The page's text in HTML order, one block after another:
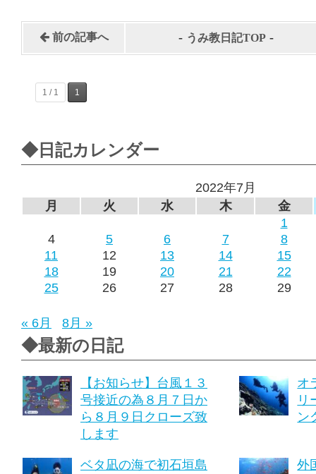
前の記事へ - うみ教日記TOP -
1 / 1 1
◆日記カレンダー
2022年7月
月
火 水 木
金
1
4
5 6 7
8
11
12 13 14
15
18
19 20 21
22
25
26 27 28 29
« 6月 8月 »
◆最新の日記
【お知らせ】台風１３
号接近の為８月７日か
ら８月９日クローズ致
します
オ
リ
ン
ベタ凪の海で初石垣島
外